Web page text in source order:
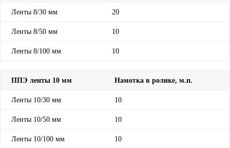
Ленты 8/30 мм 20
Ленты 8/50 мм 10
Ленты 8/100 мм 10
ППЭ ленты 10 мм Намотка в ролике, м.п.
Ленты 10/30 мм 10
Ленты 10/50 мм 10
Ленты 10/100 мм 10